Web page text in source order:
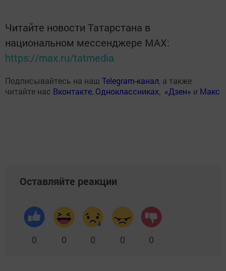
Читайте новости Татарстана в
национальном мессенджере MАХ:
https://max.ru/tatmedia
Подписывайтесь на наш Telegram-канал, а также
читайте нас Вконтакте, Одноклассниках, «Дзен» и Макс
Оставляйте реакции
0 0 0 0 0